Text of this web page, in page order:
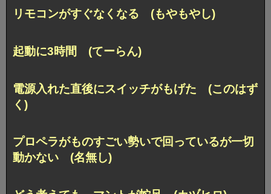
リモコンがすぐなくなる (もやもやし)
起動に3時間 (てーらん)
電源入れた直後にスイッチがもげた (このはず
く)
プロペラがものすごい勢いで回っているが一切
動かない (名無し)